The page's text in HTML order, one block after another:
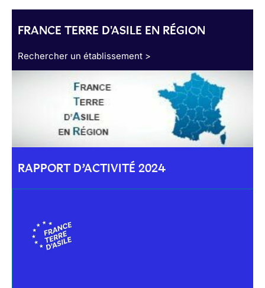
FRANCE TERRE D'ASILE EN RÉGION
Rechercher un établissement >
RAPPORT D’ACTIVITÉ 2024